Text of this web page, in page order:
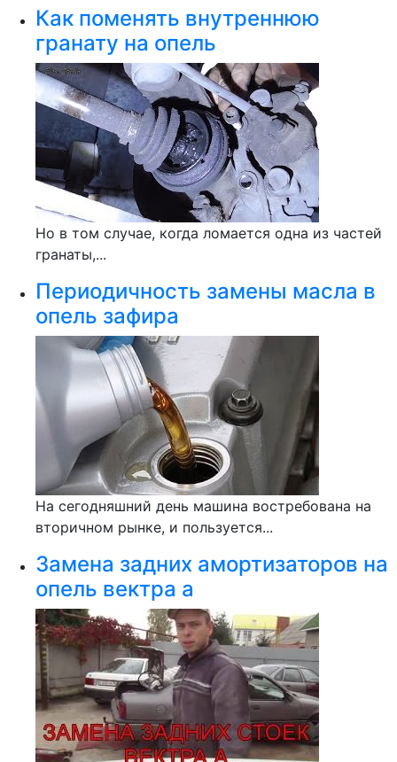
Как поменять внутреннюю
гранату на опель
Но в том случае, когда ломается одна из частей
гранаты,...
Периодичность замены масла в
опель зафира
На сегодняшний день машина востребована на
вторичном рынке, и пользуется...
Замена задних амортизаторов на
опель вектра a